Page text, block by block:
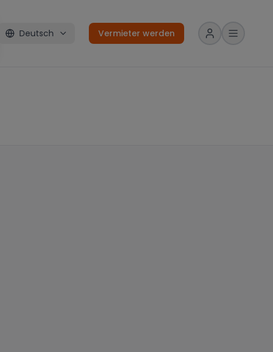
Deutsch Vermieter werden